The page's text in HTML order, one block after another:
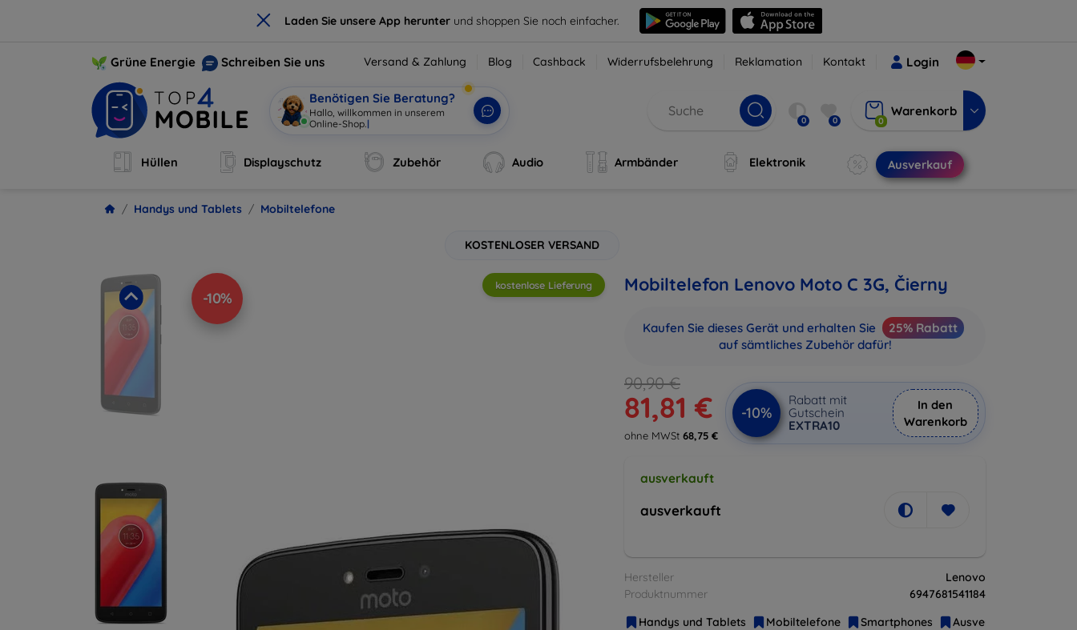
× Laden Sie unsere App herunter und shoppen Sie noch einfacher.
Grüne Energie Schreiben Sie uns Versand & Zahlung Blog Cashback Widerrufsbelehrung Reklamation Kontakt Login
Benötigen Sie Beratung?
Hallo, willkommen | 0 0 0
Warenkorb
Hüllen Displayschutz Zubehör Audio Armbänder Elektronik Ausverkauf
Handys und Tablets Mobiltelefone
KOSTENLOSER VERSAND
-10%
kostenlose Lieferung Mobiltelefon Lenovo Moto C 3G, Čierny
Kaufen Sie dieses Gerät und erhalten Sie
25% Rabatt
auf sämtliches Zubehör dafür!
90,90 €
81,81 €
ohne MWSt 68,75 €
-10%
Rabatt mit
Gutschein
EXTRA10
In den
Warenkorb
ausverkauft
ausverkauft
Hersteller
Lenovo
Produktnummer
6947681541184
Handys und Tablets
Mobiltelefone Smartphones Ausverkauf